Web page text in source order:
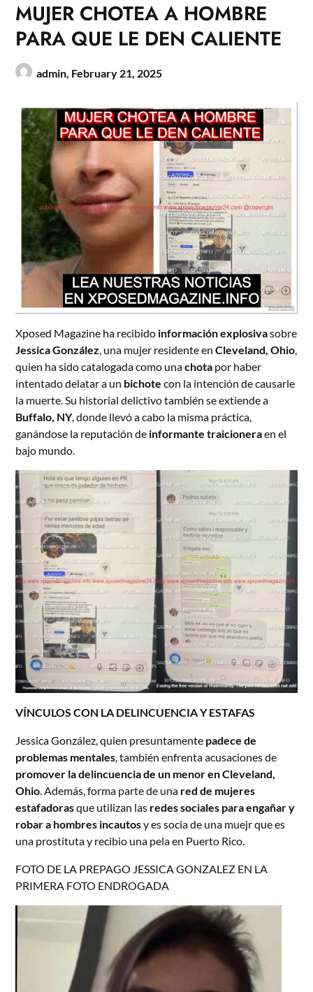
MUJER CHOTEA A HOMBRE
PARA QUE LE DEN CALIENTE
admin, February 21, 2025
Xposed Magazine ha recibido información explosivasobre
Jessica González , una mujer residente enCleveland, Ohio
quien ha sido catalogada como unachota por haber
intentado delatar a un bichote con la intención de causarle
la muerte. Su historial delictivo también se extiende a
Buffalo, NY, donde llevó a cabo la misma práctica,
ganándose la reputación de informante traicioneraen el
bajo mundo.
VÍNCULOS CON LA DELINCUENCIA Y ESTAFAS
Jessica González, quien presuntamente padece de
problemas mentales, también enfrenta acusaciones de
promover la delincuencia de un menor en Cleveland,
Ohio. Además, forma parte de una red de mujeres
estafadorasque utilizan las redes sociales para engañar y
robar a hombres incautosy es socia de una muejr que es
una prostituta y recibio una pela en Puerto Rico.
FOTO DE LA PREPAGO JESSICA GONZALEZ EN LA
PRIMERA FOTO ENDROGADA